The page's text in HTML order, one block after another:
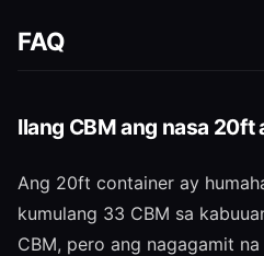
FAQ
Ilang CBM ang nasa
Ang 20ft container ay
kumulang 33 CBM sa
CBM, pero ang nagagamit